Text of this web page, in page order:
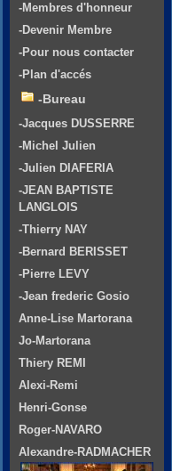
-Membres d'honneur
-Devenir Membre
-Pour nous contacter
-Plan d'accés
-Bureau
-Jacques DUSSERRE
-Michel Julien
-Julien DIAFERIA
-JEAN BAPTISTE
LANGLOIS
-Thierry NAY
-Bernard BERISSET
-Pierre LEVY
-Jean frederic Gosio
Anne-Lise Martorana
Jo-Martorana
Thiery REMI
Alexi-Remi
Henri-Gonse
Roger-NAVARO
Alexandre-RADMACHER